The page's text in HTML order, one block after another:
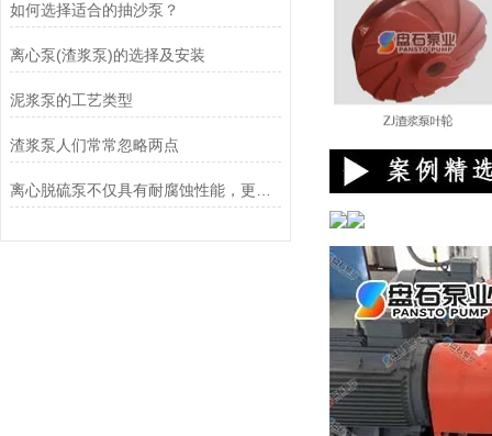
如何选择适合的抽沙泵？
离心泵(渣浆泵)的选择及安装
泥浆泵的工艺类型
渣浆泵人们常常忽略两点